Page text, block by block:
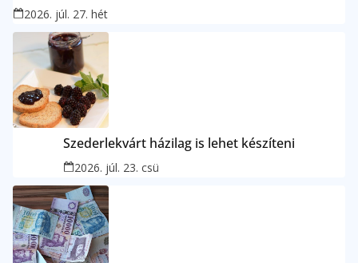
2026. júl. 27. hét
Szederlekvárt házilag is lehet készíteni
2026. júl. 23. csü